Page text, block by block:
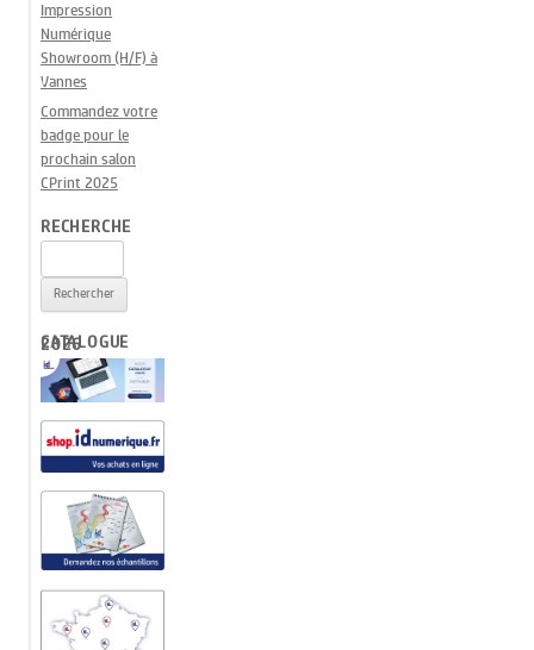
Impression
Numérique
Showroom (H/F) à
Vannes
Commandez votre
badge pour le
prochain salon
CPrint 2025
RECHERCHE
CATALOGUE 2026